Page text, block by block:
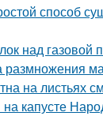
способ
над газовой
размножения
на листьях
капусте